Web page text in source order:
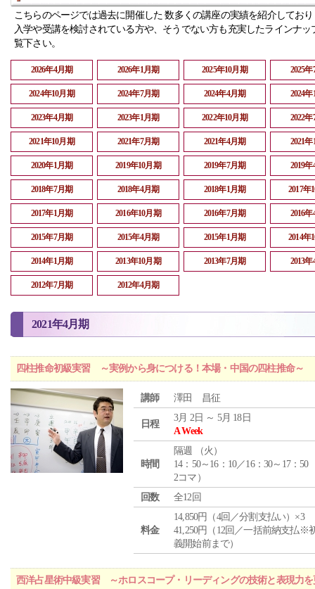
こちらのページでは過去に開催した 数多くの講座の実績を紹介してお
入学や受講を検討されている方や、そうでない方も充実したラインナッ
覧下さい。
2026年4月期 2026年1月期 2025年10月期 2025
2024年10月期 2024年7月期 2024年4月期 2024
2023年4月期 2023年1月期 2022年10月期 2022
2021年10月期 2021年7月期 2021年4月期 2021
2020年1月期 2019年10月期 2019年7月期 2019
2018年7月期 2018年4月期 2018年1月期 2017年
2017年1月期 2016年10月期 2016年7月期 2016
2015年7月期 2015年4月期 2015年1月期 2014年
2014年1月期 2013年10月期 2013年7月期 2013
2012年7月期 2012年4月期
2021年4月期
四柱推命初級実習 ～実例から身につける！本場・中国の四柱推命～
講師 澤田 昌征
日程
3月 2日 ～ 5月 18日
A Week
時間
隔週 （火 ）
14：50～16：10／16：30～17：50
2コマ）
回数
全12回
料金
14,850円（4回／分割支払い）×3
41,250円（12回／一括前納支払※
義開始前まで）
西洋占星術中級実習 ～ホロスコープ・リーディングの技術と表現力